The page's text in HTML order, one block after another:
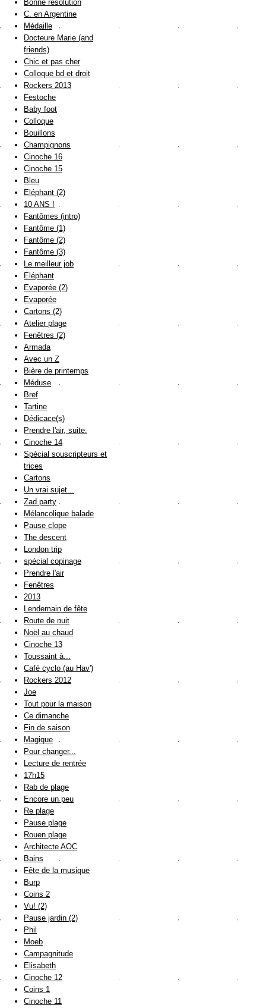
Bonne résolution
C. en Argentine
Médaille
Docteure Marie (and
friends)
Chic et pas cher
Colloque bd et droit
Rockers 2013
Festoche
Baby foot
Colloque
Bouillons
Champignons
Cinoche 16
Cinoche 15
Bleu
Eléphant (2)
10 ANS !
Fantômes (intro)
Fantôme (1)
Fantôme (2)
Fantôme (3)
Le meilleur job
Eléphant
Evaporée (2)
Evaporée
Cartons (2)
Atelier plage
Fenêtres (2)
Armada
Avec un Z
Bière de printemps
Méduse
Bref
Tartine
Dédicace(s)
Prendre l'air, suite.
Cinoche 14
Spécial souscripteurs et
trices
Cartons
Un vrai sujet...
Zad party
Mélancolique balade
Pause clope
The descent
London trip
spécial copinage
Prendre l'air
Fenêtres
2013
Lendemain de fête
Route de nuit
Noël au chaud
Cinoche 13
Toussaint à...
Café cyclo (au Hav')
Rockers 2012
Joe
Tout pour la maison
Ce dimanche
Fin de saison
Magique
Pour changer...
Lecture de rentrée
17h15
Rab de plage
Encore un peu
Re plage
Pause plage
Rouen plage
Architecte AOC
Bains
Fête de la musique
Burp
Coins 2
Vu! (2)
Pause jardin (2)
Phil
Moeb
Campagnitude
Elisabeth
Cinoche 12
Coins 1
Cinoche 11